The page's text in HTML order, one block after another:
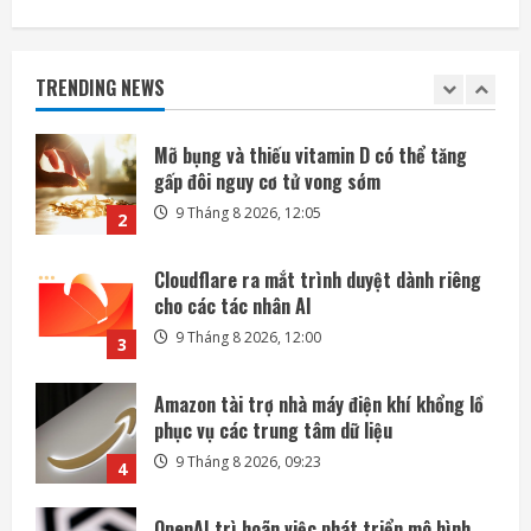
TRENDING NEWS
2
Mỡ bụng và thiếu vitamin D có thể tăng
3
Cloudflare ra mắt trình duyệt dành riêng
cho các tác nhân AI
9 Tháng 8 2026, 12:00
4
Amazon tài trợ nhà máy điện khí khổng lồ
phục vụ các trung tâm dữ liệu
9 Tháng 8 2026, 09:23
5
OpenAI trì hoãn việc phát triển mô hình
Astra vì lo ngại an ninh
9 Tháng 8 2026, 09:21